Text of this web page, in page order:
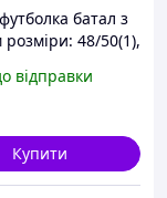
батал з
розміри: 48/50(1),
відправки
Купити